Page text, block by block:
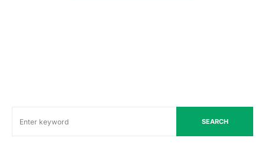
SEARCH